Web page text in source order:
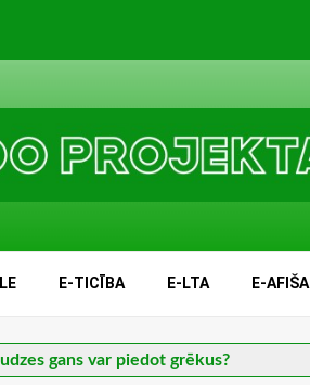
E-TICĪBA E-LTA E-AFIŠA
gans var piedot grēkus?